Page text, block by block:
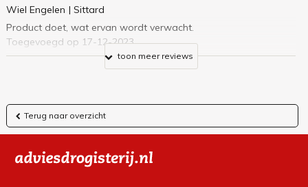
Wiel Engelen | Sittard
Product doet, wat ervan wordt verwacht.
Toegevoegd op 17-12-2023
toon meer reviews
Terug naar overzicht